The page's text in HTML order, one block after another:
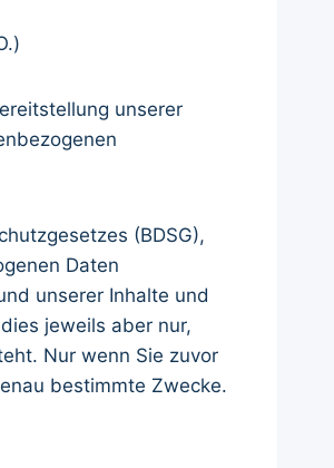
unserer
(BDSG),
Daten
unserer Inhalte und
jeweils aber nur,
Nur wenn Sie zuvor
bestimmte Zwecke.